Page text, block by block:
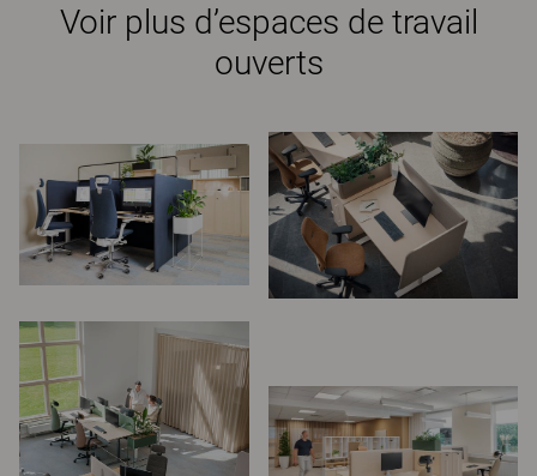
Voir plus d’espaces de travail
ouverts